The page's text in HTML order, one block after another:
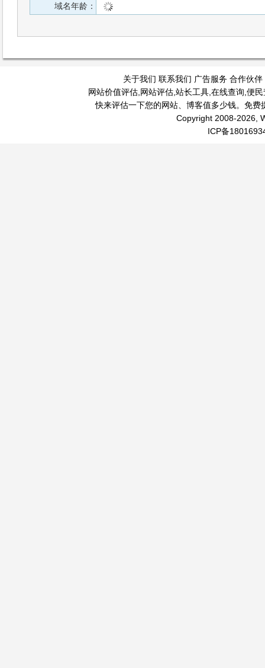
域名年龄：
关于我们 联系我们 广告服务 合作伙伴
网站价值评估, 网站评估, 站长工具, 在线查询 便民
快来评估一下您的网站、博客值多少钱。免
Copyright 2008-2026,
ICP备